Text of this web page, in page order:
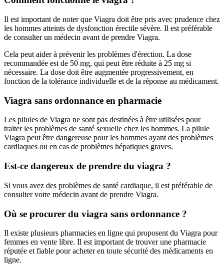
Il est important de noter que Viagra doit être pris avec prudence chez
les hommes atteints de dysfonction érectile sévère. Il est préférable
de consulter un médecin avant de prendre Viagra.
Cela peut aider à prévenir les problèmes d'érection. La dose
recommandée est de 50 mg, qui peut être réduite à 25 mg si
nécessaire. La dose doit être augmentée progressivement, en
fonction de la tolérance individuelle et de la réponse au médicament.
Viagra sans ordonnance en pharmacie
Les pilules de Viagra ne sont pas destinées à être utilisées pour
traiter les problèmes de santé sexuelle chez les hommes. La pilule
Viagra peut être dangereuse pour les hommes ayant des problèmes
cardiaques ou en cas de problèmes hépatiques graves.
Est-ce dangereux de prendre du viagra ?
Si vous avez des problèmes de santé cardiaque, il est préférable de
consulter votre médecin avant de prendre Viagra.
Où se procurer du viagra sans ordonnance ?
Il existe plusieurs pharmacies en ligne qui proposent du Viagra pour
femmes en vente libre. Il est important de trouver une pharmacie
réputée et fiable pour acheter en toute sécurité des médicaments en
ligne.